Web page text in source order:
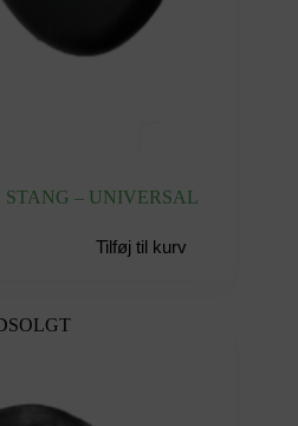
– UNIVERSAL
Tilføj til kurv